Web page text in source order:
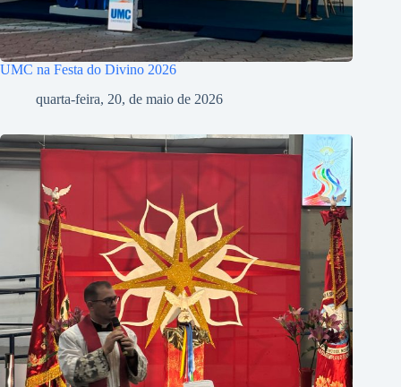
UMC na Festa do Divino 2026
quarta-feira, 20, de maio de 2026